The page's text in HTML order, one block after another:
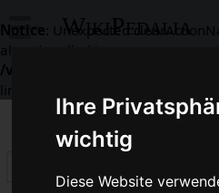
Ihre
wichtig
Diese Website
Notice : Unexpected
already called in
/var/www/html/includes/
line
WikiPedalia